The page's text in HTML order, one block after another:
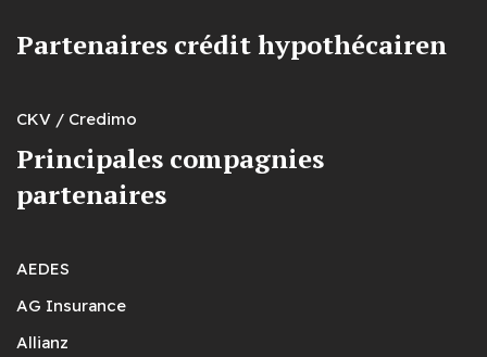
Partenaires crédit hypothécairen
CKV / Credimo
Principales compagnies
partenaires
AEDES
AG Insurance
Allianz